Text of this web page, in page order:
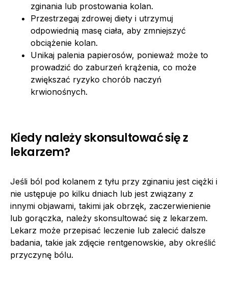
zginania lub prostowania kolan.
Przestrzegaj zdrowej diety i utrzymuj
odpowiednią masę ciała, aby zmniejszyć
obciążenie kolan.
Unikaj palenia papierosów, ponieważ może to
prowadzić do zaburzeń krążenia, co może
zwiększać ryzyko chorób naczyń
krwionośnych.
Kiedy należy skonsultować się z
lekarzem?
Jeśli ból pod kolanem z tyłu przy zginaniu jest ciężki i
nie ustępuje po kilku dniach lub jest związany z
innymi objawami, takimi jak obrzęk, zaczerwienienie
lub gorączka, należy skonsultować się z lekarzem.
Lekarz może przepisać leczenie lub zalecić dalsze
badania, takie jak zdjęcie rentgenowskie, aby określić
przyczynę bólu.